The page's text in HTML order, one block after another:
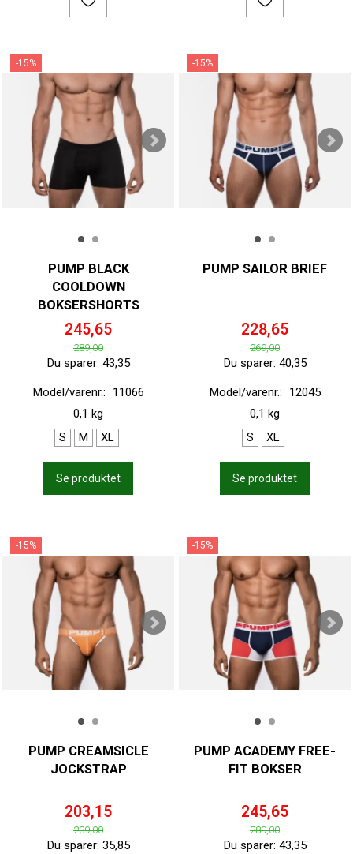
-15%
PUMP BLACK
COOLDOWN
BOKSERSHORTS
245,65
289,00
Du sparer: 43,35
Model/varenr.:
11066
0,1 kg
S
M XL
Se produktet
-15%
PUMP SAILOR BRIEF
228,65
269,00
Du sparer: 40,35
Model/varenr.:
12045
0,1 kg
S
XL
Se produktet
-15%
PUMP CREAMSICLE
JOCKSTRAP
203,15
239,00
Du sparer: 35,85
-15%
PUMP ACADEMY FREE-
FIT BOKSER
245,65
289,00
Du sparer: 43,35